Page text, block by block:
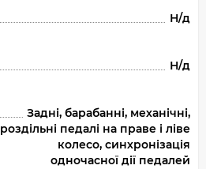
Н/д
Н/д
Задні, барабанні, механічні,
роздільні педалі на праве і ліве
колесо, синхронізація
одночасної дії педалей